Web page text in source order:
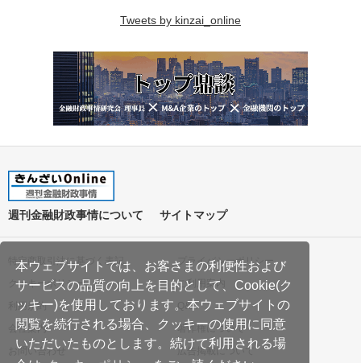
本ウェブサイトでは、お客さまの利便性および
サービスの品質の向上を目的として、Cookie(ク
ッキー)を使用しております。本ウェブサイトの
閲覧を続行される場合、クッキーの使用に同意
いただいたものとします。続けて利用される場
Tweets by kinzai_online
週刊金融財政事情について サイトマップ
特定商取引法に基づく表記
プライバシーポリシー
クッキーポリシー
ご利用案内
利用規約
Q&A
会社案内
著作権について
お問い合わせ
広告掲載について